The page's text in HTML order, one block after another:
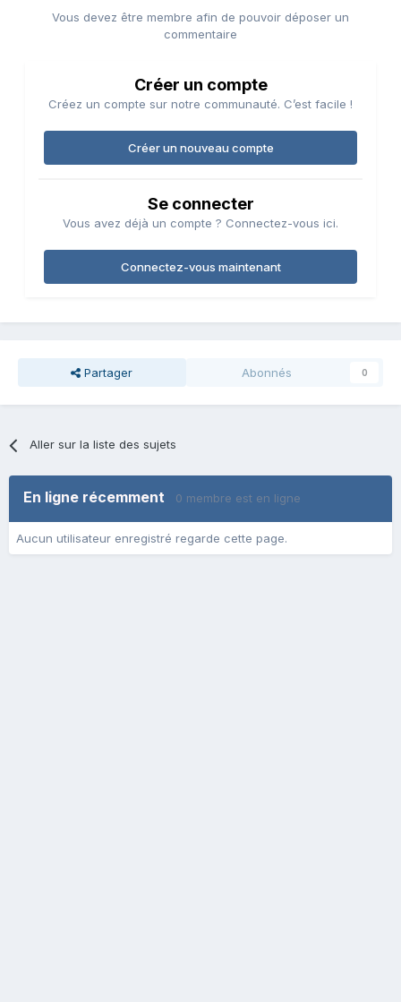
Vous devez être membre afin de pouvoir déposer un
commentaire
Créer un compte
Créez un compte sur notre communauté. C’est facile !
Créer un nouveau compte
Se connecter
Vous avez déjà un compte ? Connectez-vous ici.
Connectez-vous maintenant
Partager Abonnés 0
Aller sur la liste des sujets
En ligne récemment 0 membre est en ligne
Aucun utilisateur enregistré regarde cette page.